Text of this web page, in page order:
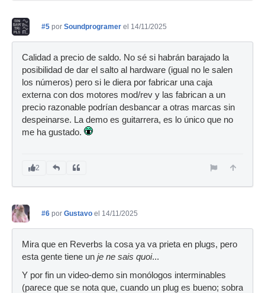
#5 por Soundprogramer el 14/11/2025
Calidad a precio de saldo. No sé si habrán barajado la
posibilidad de dar el salto al hardware (igual no le salen
los números) pero si le diera por fabricar una caja
externa con dos motores mod/rev y las fabrican a un
precio razonable podrían desbancar a otras marcas sin
despeinarse. La demo es guitarrera, es lo único que no
me ha gustado.
2
#6 por Gustavo el 14/11/2025
Mira que en Reverbs la cosa ya va prieta en plugs, pero
esta gente tiene un je ne sais quoi...
Y por fin un video-demo sin monólogos interminables
(parece que se nota que, cuando un plug es bueno; sobra